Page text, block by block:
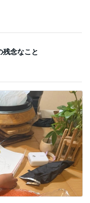
残念なこと